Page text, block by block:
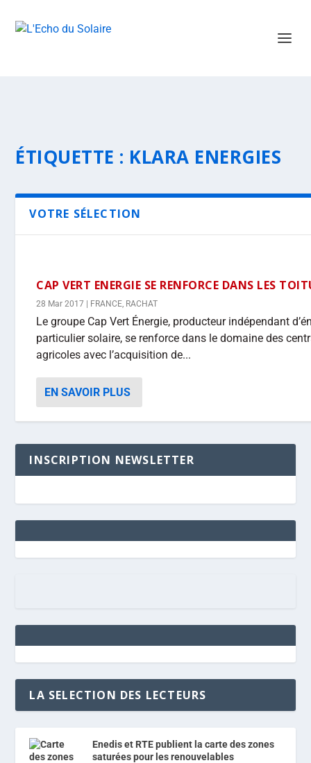
ÉTIQUETTE : KLARA ENERGIES
VOTRE SÉLECTION
CAP VERT ENERGIE SE RENFORCE DANS LES
28 Mar 2017 FRANCE, RACHAT
Le groupe Cap Vert Énergie, producteur indépendant
particulier solaire, se renforce dans le domaine des
agricoles avec l’acquisition de...
EN SAVOIR PLUS
INSCRIPTION NEWSLETTER
LA SELECTION DES LECTEURS
Enedis et RTE publient la carte des zones
saturées pour les renouvelables